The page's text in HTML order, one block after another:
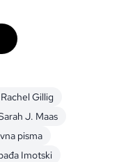
Gillig
J. Maas
pisma
Imotski